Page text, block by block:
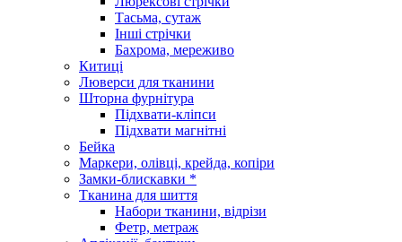
Тасьма, сутаж
Інші стрічки
Бахрома, мереживо
Китиці
Люверси для тканини
Шторна фурнітура
Підхвати-кліпси
Підхвати магнітні
Бейка
Маркери, олівці, крейда, копіри
Замки-блискавки *
Тканина для шиття
Набори тканини, відрізи
Фетр, метраж